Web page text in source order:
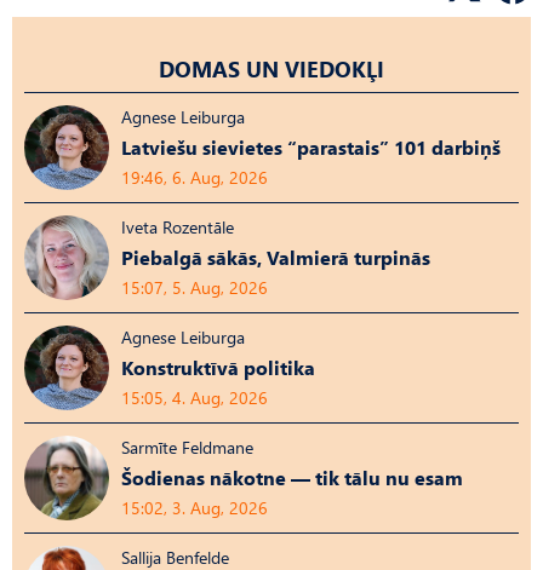
DOMAS UN VIEDOKĻI
Agnese Leiburga
Latviešu sievietes “parastais” 101 darbiņš
19:46, 6. Aug, 2026
Iveta Rozentāle
Piebalgā sākās, Valmierā turpinās
15:07, 5. Aug, 2026
Agnese Leiburga
Konstruktīvā politika
15:05, 4. Aug, 2026
Sarmīte Feldmane
Šodienas nākotne — tik tālu nu esam
15:02, 3. Aug, 2026
Sallija Benfelde